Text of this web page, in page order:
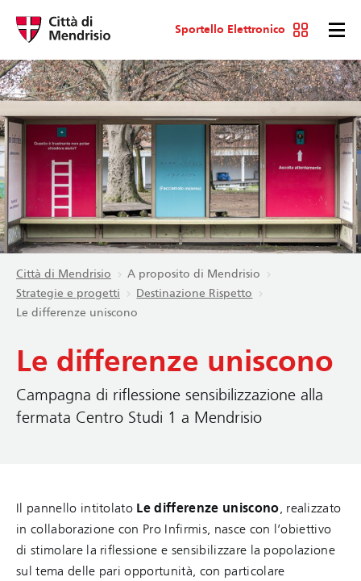
Sportello Elettronico
Città di Mendrisio
A proposito di Mendrisio
Strategie e progetti
Destinazione Rispetto
Le differenze uniscono
Le differenze uniscono
Campagna di riflessione sensibilizzazione alla
fermata Centro Studi 1 a Mendrisio
Il pannello intitolato Le differenze uniscono, realizzato
in collaborazione con Pro Infirmis, nasce con l’obiettivo
di stimolare la riflessione e sensibilizzare la popolazione
sul tema delle pari opportunità, con particolare